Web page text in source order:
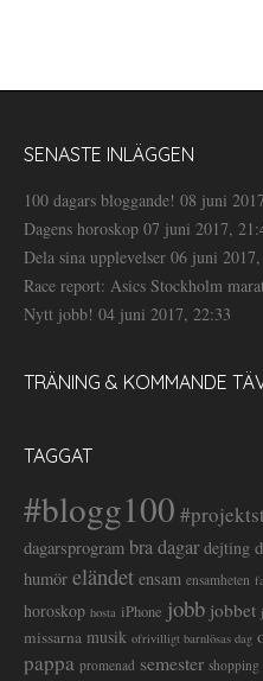
SENASTE INLÄGGEN
100 dagars bloggande! 08 juni
Dagens horoskop 07 juni 2017,
Dela sina upplevelser 06 juni
Race report: Asics Stockholm
Nytt jobb! 04 juni 2017, 22:33
TRÄNING & KOMMANDE
TAGGAT
#blogg100
dagarsprogram bra dagar dejting
humör eländet ensam ensamheten
horoskop hosta iPhone jobb jobbet
missarna musik ofrivilligt barnlösas dag
pappa promenad semester shopping